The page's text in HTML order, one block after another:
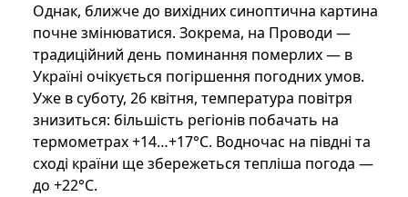
Однак, ближче до вихідних синоптична картина
почне змінюватися. Зокрема, на Проводи —
традиційний день поминання померлих — в
Україні очікується погіршення погодних умов.
Уже в суботу, 26 квітня, температура повітря
знизиться: більшість регіонів побачать на
термометрах +14…+17°C. Водночас на півдні та
сході країни ще збережеться тепліша погода —
до +22°C.